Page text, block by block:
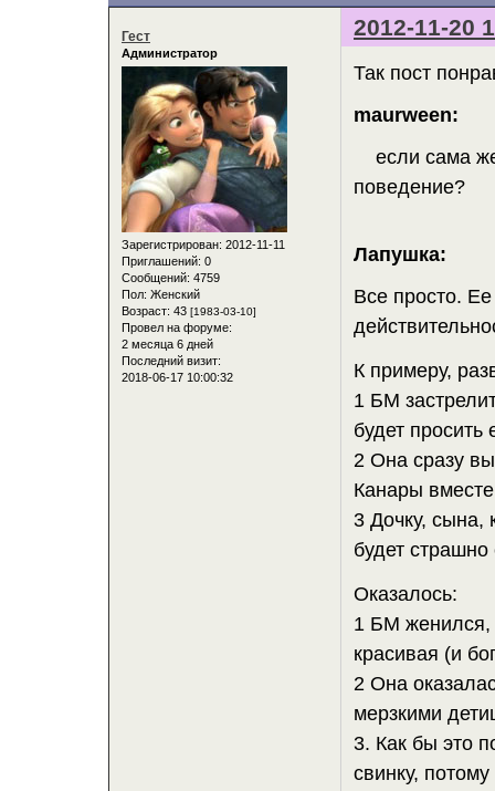
2012-11-20
Гест
Администратор
Зарегистрирован: 2012-11-11
Приглашений: 0
Сообщений: 4759
Пол: Женский
Возраст: 43 [1983-03-10]
Провел на форуме:
2 месяца 6 дней
Последний визит:
2018-06-17 10:00:32
Так пост
maurween:
если сама
поведение?
Лапушка:
Все просто.
К примеру,
1 БМ
будет просить
2 Она сразу
Канары
3 Дочку, сына,
будет страшно
Оказалось:
1 БМ женился,
красивая (и
2 Она
мерзкими
3. Как бы это
свинку,